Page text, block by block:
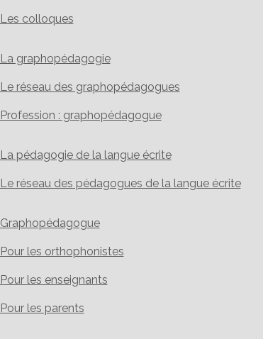
Les colloques
La graphopédagogie
Le réseau des graphopédagogues
Profession : graphopédagogue
La pédagogie de la langue écrite
Le réseau des pédagogues de la langue écrite
Graphopédagogue
Pour les orthophonistes
Pour les enseignants
Pour les parents